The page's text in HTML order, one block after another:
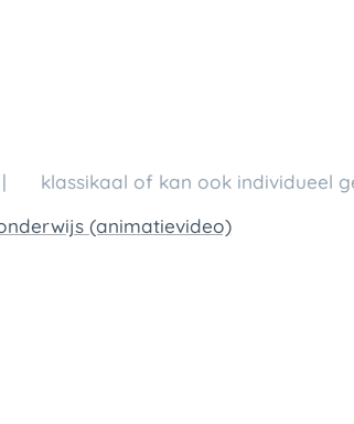
💬 klassikaal of kan ook individueel
(animatievideo)